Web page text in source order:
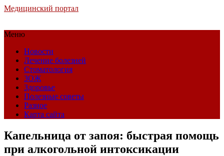
Медицинский портал
Меню
Новости
Лечение болезней
Стоматология
ЗОЖ
Здоровье
Полезные советы
Разное
Карта сайта
Капельница от запоя: быстрая помощь
при алкогольной интоксикации